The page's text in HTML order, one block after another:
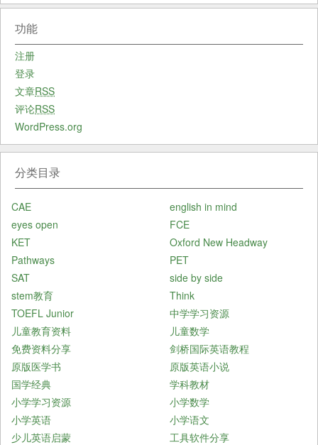
功能
注册
登录
文章RSS
评论RSS
WordPress.org
分类目录
CAE
english in mind
eyes open
FCE
KET
Oxford New Headway
Pathways
PET
SAT
side by side
stem教育
Think
TOEFL Junior
中学学习资源
儿童教育资料
儿童数学
免费资料分享
剑桥国际英语教程
原版医学书
原版英语小说
国学经典
学科教材
小学学习资源
小学数学
小学英语
小学语文
少儿英语启蒙
工具软件分享